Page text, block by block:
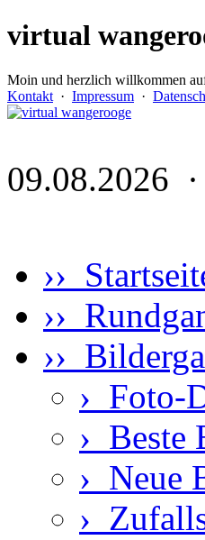
virtual
Moin und herzlich willkommen
Kontakt · Impressum ·
09.08.2026
››
››
››
› Foto-
› Beste
› Neue
›